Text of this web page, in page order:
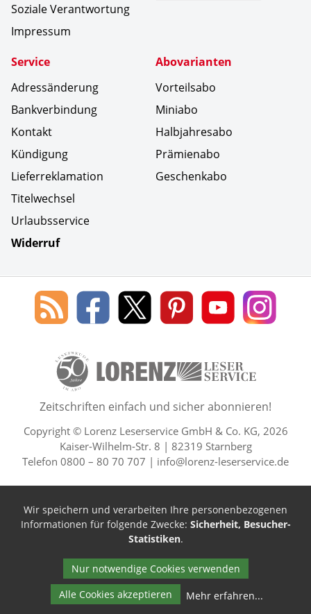
Soziale Verantwortung
Impressum
Service
Adressänderung
Bankverbindung
Kontakt
Kündigung
Lieferreklamation
Titelwechsel
Urlaubsservice
Widerruf
Abovarianten
Vorteilsabo
Miniabo
Halbjahresabo
Prämienabo
Geschenkabo
Social Media
Blog
des
Leserservice
Lorenz
Leserservice
Lorenz
Leserservice
Lorenz
Leserservice
Lorenz
Leserservice
Lorenz
50 Lesefreude im Abo Jahre
Zeitschriften einfach und sicher abonnieren!
Copyright © Lorenz Leserservice GmbH & Co. KG, 2026
Kaiser-Wilhelm-Str. 8 | 82319 Starnberg
Telefon 0800 – 80 70 707 | info@lorenz-leserservice.de
Wir speichern und verarbeiten Ihre personenbezogenen
Informationen für folgende Zwecke: Sicherheit, Besucher-
Statistiken.
Nur notwendige Cookies verwenden
Alle Cookies akzeptieren
Mehr erfahren...